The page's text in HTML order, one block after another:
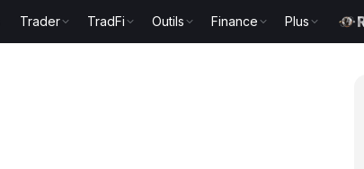
Trader TradFi Outils Finance Plus